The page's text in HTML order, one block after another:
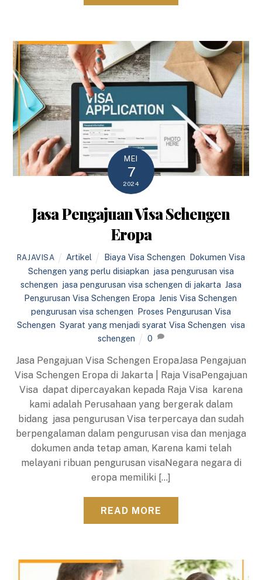
MEI
7
2024
Jasa Pengajuan Visa Schengen
Eropa
RAJAVISA Artikel Biaya Visa Schengen Dokumen Visa
Schengen yang perlu disiapkan jasa pengurusan visa
schengen jasa pengurusan visa schengen di jakarta Jasa
Pengurusan Visa Schengen Eropa Jenis Visa Schengen
pengurusan visa schengen Proses Pengurusan Visa
Schengen Syarat yang menjadi syarat Visa Schengen visa
schengen
0
Jasa Pengajuan Visa Schengen EropaJasa Pengajuan
Visa Schengen Eropa di Jakarta | Raja VisaPengajuan
Visa dapat dipercayakan kepada Raja Visa karena
kami adalah Perusahaan yang bergerak dalam
bidang jasa pengurusan Visa terpercaya dan sudah
berpengalaman dalam pengurusan visa dan menjaga
dokumen anda tetap aman, Karena kami telah
melayani ribuan pengurusan visaNegara negara di
eropa memiliki […]
READ MORE